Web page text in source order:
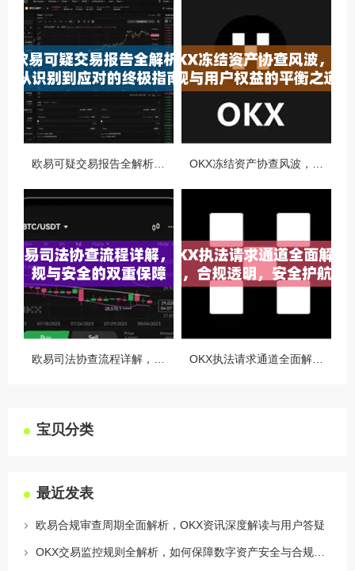
宝贝分类
最近发表
欧易合规审查周期全面解析，OKX资讯深度解读与用户答疑